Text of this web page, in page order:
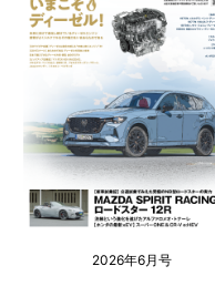
2026年6月号